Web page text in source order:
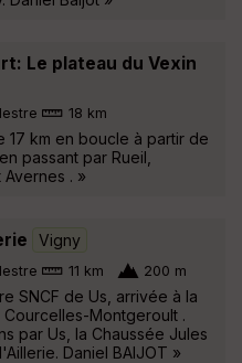
Le plateau du Vexin
18 km
17 km en boucle à partir de
passant par Rueil,
Avernes . »
Vigny
11 km 200 m
SNCF de Us, arrivée à la
Courcelles-Montgeroult .
par Us, la Chaussée Jules
Daniel BAIJOT »